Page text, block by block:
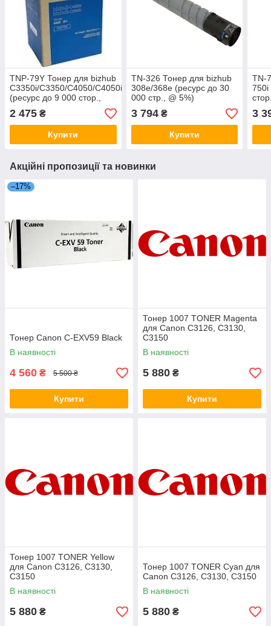
TNP-79Y Тонер для bizhub
C3350i/C3350/C4050/C4050i
(ресурс до 9 000 стор.,
@5%)
2 475 ₴
Купити
TN-326 Тонер для bizhub
308e/368e (ресурс до 30
000 стр., @ 5%)
3 794₴
Купити
TN-
750i
3
Акційні пропозиції та новинки
–17%
Тонер Canon C-EXV59 Black
В наявності
4 560 ₴ 5 500 ₴
Купити
Тонер 1007 TONER Magenta
для Canon C3126, C3130,
C3150
В наявності
5 880 ₴
Купити
Тонер 1007 TONER Yellow
для Canon C3126, C3130,
C3150
В наявності
5 880 ₴
Тонер 1007 TONER Cyan для
Canon C3126, C3130, C3150
В наявності
5 880 ₴